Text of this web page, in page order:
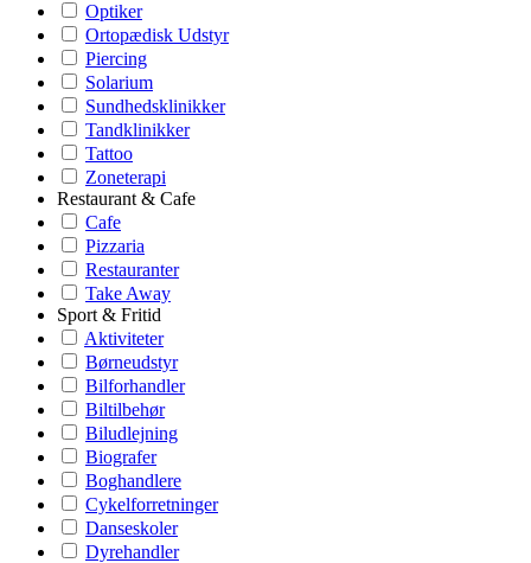
Optiker
Ortopædisk Udstyr
Piercing
Solarium
Sundhedsklinikker
Tandklinikker
Tattoo
Zoneterapi
Restaurant & Cafe
Cafe
Pizzaria
Restauranter
Take Away
Sport & Fritid
Aktiviteter
Børneudstyr
Bilforhandler
Biltilbehør
Biludlejning
Biografer
Boghandlere
Cykelforretninger
Danseskoler
Dyrehandler